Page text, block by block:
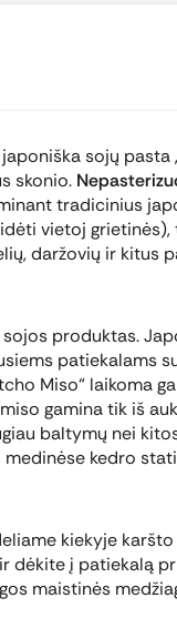
sojų pasta
skonio.
tradicinius
vietoj grietinės),
daržovių ir kitus
produktas.
patiekalams
Miso“ laikoma
gamina tik iš
baltymų nei
medinėse kedro
kiekyje karšto
dėkite į patiekalą
maistinės